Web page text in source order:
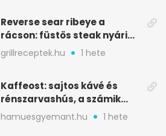
Reverse sear ribeye a
rácson: füstös steak nyári
tökkebabbal
grillreceptek.hu 1 hete
Kaffeost: sajtos kávé és
rénszarvashús, a számik
melegítő itala
hamuesgyemant.hu 1 hete